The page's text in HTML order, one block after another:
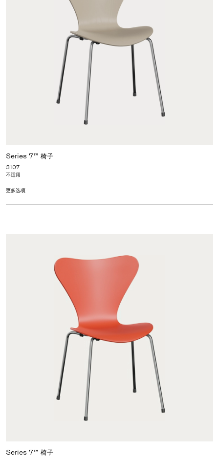
Series 7™ 椅子
3107
不适用
更多选项
Series 7™ 椅子